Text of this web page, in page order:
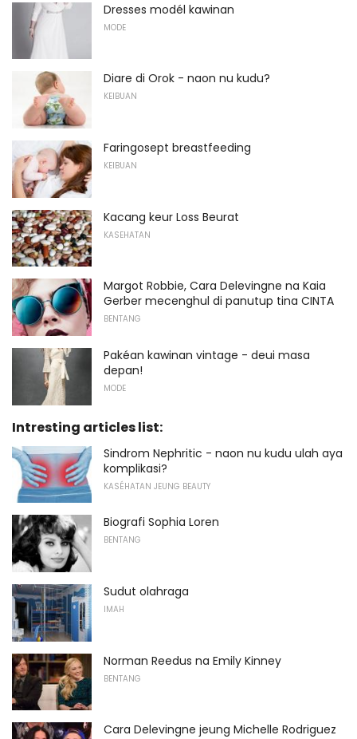
Dresses modél kawinan
MODE
Diare di Orok - naon nu kudu?
KEIBUAN
Faringosept breastfeeding
KEIBUAN
Kacang keur Loss Beurat
KASEHATAN
Margot Robbie, Cara Delevingne na Kaia
Gerber mecenghul di panutup tina CINTA
BENTANG
Pakéan kawinan vintage - deui masa
depan!
MODE
Intresting articles list:
Sindrom Nephritic - naon nu kudu ulah aya
komplikasi?
KASÉHATAN JEUNG BEAUTY
Biografi Sophia Loren
BENTANG
Sudut olahraga
IMAH
Norman Reedus na Emily Kinney
BENTANG
Cara Delevingne jeung Michelle Rodriguez